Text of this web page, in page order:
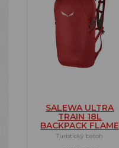
SALEWA ULTRA
TRAIN 18L
BACKPACK FLAME
Turistický batoh